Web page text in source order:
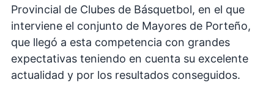
Provincial de Clubes de Básquetbol, en el que
interviene el conjunto de Mayores de Porteño,
que llegó a esta competencia con grandes
expectativas teniendo en cuenta su excelente
actualidad y por los resultados conseguidos.